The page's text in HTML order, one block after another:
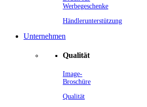
Werbegeschenke
Händlerunterstützung
Unternehmen
Qualität
Image-
Broschüre
Qualität